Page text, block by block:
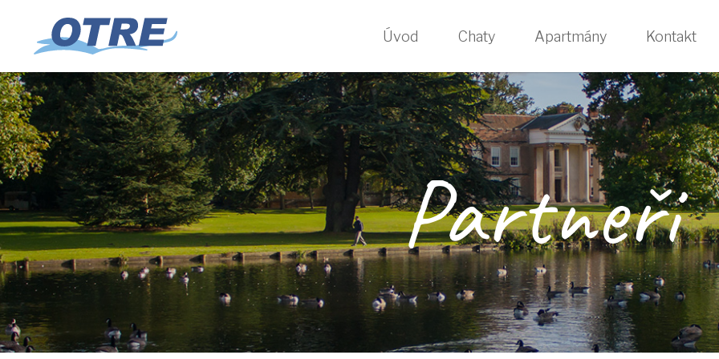
Úvod Chaty Apartmány Kontakt
Partneři